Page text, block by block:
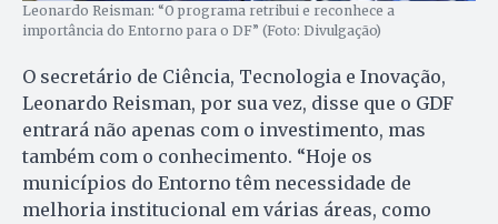
Leonardo Reisman: “O programa retribui e reconhece a
importância do Entorno para o DF” (Foto: Divulgação)
O secretário de Ciência, Tecnologia e Inovação,
Leonardo Reisman, por sua vez, disse que o GDF
entrará não apenas com o investimento, mas
também com o conhecimento. “Hoje os
municípios do Entorno têm necessidade de
melhoria institucional em várias áreas, como